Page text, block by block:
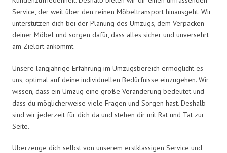
Service, der weit über den reinen Möbeltransport hinausgeht. Wir
unterstützen dich bei der Planung des Umzugs, dem Verpacken
deiner Möbel und sorgen dafür, dass alles sicher und unversehrt
am Zielort ankommt.
Unsere langjährige Erfahrung im Umzugsbereich ermöglicht es
uns, optimal auf deine individuellen Bedürfnisse einzugehen. Wir
wissen, dass ein Umzug eine große Veränderung bedeutet und
dass du möglicherweise viele Fragen und Sorgen hast. Deshalb
sind wir jederzeit für dich da und stehen dir mit Rat und Tat zur
Seite.
Überzeuge dich selbst von unserem erstklassigen Service und